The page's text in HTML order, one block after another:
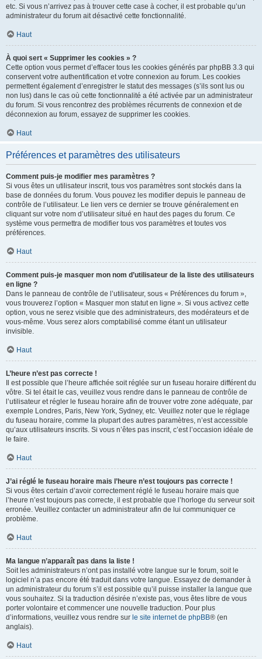
etc. Si vous n’arrivez pas à trouver cette case à cocher, il est probable qu’un
administrateur du forum ait désactivé cette fonctionnalité.
Haut
À quoi sert « Supprimer les cookies » ?
Cette option vous permet d’effacer tous les cookies générés par phpBB 3.3 qui
conservent votre authentification et votre connexion au forum. Les cookies
permettent également d’enregistrer le statut des messages (s’ils sont lus ou
non lus) dans le cas où cette fonctionnalité a été activée par un administrateur
du forum. Si vous rencontrez des problèmes récurrents de connexion et de
déconnexion au forum, essayez de supprimer les cookies.
Haut
Préférences et paramètres des utilisateurs
Comment puis-je modifier mes paramètres ?
Si vous êtes un utilisateur inscrit, tous vos paramètres sont stockés dans la
base de données du forum. Vous pouvez les modifier depuis le panneau de
contrôle de l’utilisateur. Le lien vers ce dernier se trouve généralement en
cliquant sur votre nom d’utilisateur situé en haut des pages du forum. Ce
système vous permettra de modifier tous vos paramètres et toutes vos
préférences.
Haut
Comment puis-je masquer mon nom d’utilisateur de la liste des utilisateurs
en ligne ?
Dans le panneau de contrôle de l’utilisateur, sous « Préférences du forum »,
vous trouverez l’option « Masquer mon statut en ligne ». Si vous activez cette
option, vous ne serez visible que des administrateurs, des modérateurs et de
vous-même. Vous serez alors comptabilisé comme étant un utilisateur
invisible.
Haut
L’heure n’est pas correcte !
Il est possible que l’heure affichée soit réglée sur un fuseau horaire différent du
vôtre. Si tel était le cas, veuillez vous rendre dans le panneau de contrôle de
l’utilisateur et régler le fuseau horaire afin de trouver votre zone adéquate, par
exemple Londres, Paris, New York, Sydney, etc. Veuillez noter que le réglage
du fuseau horaire, comme la plupart des autres paramètres, n’est accessible
qu’aux utilisateurs inscrits. Si vous n’êtes pas inscrit, c’est l’occasion idéale de
le faire.
Haut
J’ai réglé le fuseau horaire mais l’heure n’est toujours pas correcte !
Si vous êtes certain d’avoir correctement réglé le fuseau horaire mais que
l’heure n’est toujours pas correcte, il est probable que l’horloge du serveur soit
erronée. Veuillez contacter un administrateur afin de lui communiquer ce
problème.
Haut
Ma langue n’apparaît pas dans la liste !
Soit les administrateurs n’ont pas installé votre langue sur le forum, soit le
logiciel n’a pas encore été traduit dans votre langue. Essayez de demander à
un administrateur du forum s’il est possible qu’il puisse installer la langue que
vous souhaitez. Si la traduction désirée n’existe pas, vous êtes libre de vous
porter volontaire et commencer une nouvelle traduction. Pour plus
d’informations, veuillez vous rendre sur le site internet de phpBB® (en
anglais).
Haut